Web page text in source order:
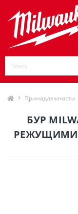
Принадлежности
БУР
РЕЖУЩИМИ